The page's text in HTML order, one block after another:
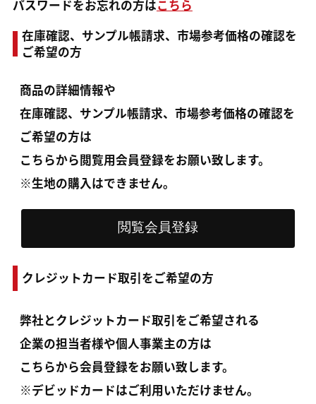
パスワードをお忘れの方はこちら
在庫確認、サンプル帳請求、市場参考価格の確認を
ご希望の方
商品の詳細情報や
在庫確認、サンプル帳請求、市場参考価格の確認を
ご希望の方は
こちらから閲覧用会員登録をお願い致します。
※生地の購入はできません。
クレジットカード取引をご希望の方
弊社とクレジットカード取引をご希望される
企業の担当者様や個人事業主の方は
こちらから会員登録をお願い致します。
※デビッドカードはご利用いただけません。